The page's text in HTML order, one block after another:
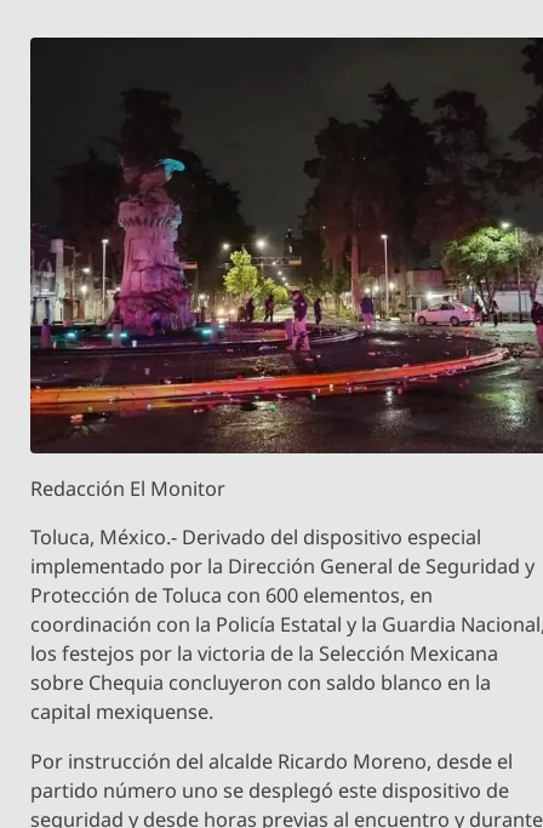
Redacción El Monitor
Toluca, México.- Derivado del dispositivo especial
implementado por la Dirección General de Seguridad y
Protección de Toluca con 600 elementos, en
coordinación con la Policía Estatal y la Guardia
los festejos por la victoria de la Selección Mexicana
sobre Chequia concluyeron con saldo blanco en la
capital mexiquense.
Por instrucción del alcalde Ricardo Moreno, desde el
partido número uno se desplegó este dispositivo de
seguridad y desde horas previas al encuentro y durante